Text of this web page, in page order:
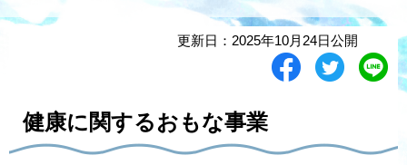
更新日：2025年10月24日公開
シ
ツ
る
L
る
健康に関するおもな事業